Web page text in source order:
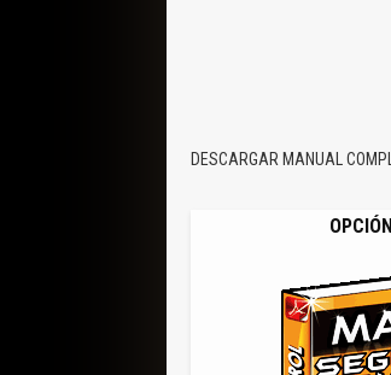
DESCARGAR MANUAL